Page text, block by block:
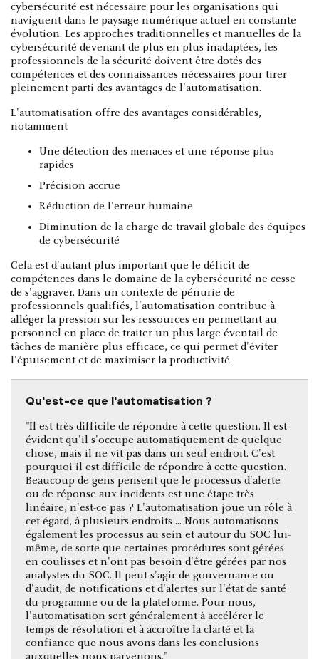
cybersécurité est nécessaire pour les organisations qui
naviguent dans le paysage numérique actuel en constante
évolution. Les approches traditionnelles et manuelles de la
cybersécurité devenant de plus en plus inadaptées, les
professionnels de la sécurité doivent être dotés des
compétences et des connaissances nécessaires pour tirer
pleinement parti des avantages de l'automatisation.
L'automatisation offre des avantages considérables,
notamment
Une détection des menaces et une réponse plus
rapides
Précision accrue
Réduction de l'erreur humaine
Diminution de la charge de travail globale des équipes
de cybersécurité
Cela est d'autant plus important que le déficit de
compétences dans le domaine de la cybersécurité ne cesse
de s'aggraver. Dans un contexte de pénurie de
professionnels qualifiés, l'automatisation contribue à
alléger la pression sur les ressources en permettant au
personnel en place de traiter un plus large éventail de
tâches de manière plus efficace, ce qui permet d'éviter
l'épuisement et de maximiser la productivité.
Qu'est-ce que l'automatisation ?
"Il est très difficile de répondre à cette question. Il est
évident qu'il s'occupe automatiquement de quelque
chose, mais il ne vit pas dans un seul endroit. C'est
pourquoi il est difficile de répondre à cette question.
Beaucoup de gens pensent que le processus d'alerte
ou de réponse aux incidents est une étape très
linéaire, n'est-ce pas ? L'automatisation joue un rôle à
cet égard, à plusieurs endroits ... Nous automatisons
également les processus au sein et autour du SOC lui-
même, de sorte que certaines procédures sont gérées
en coulisses et n'ont pas besoin d'être gérées par nos
analystes du SOC. Il peut s'agir de gouvernance ou
d'audit, de notifications et d'alertes sur l'état de santé
du programme ou de la plateforme. Pour nous,
l'automatisation sert généralement à accélérer le
temps de résolution et à accroître la clarté et la
confiance que nous avons dans les conclusions
auxquelles nous parvenons."